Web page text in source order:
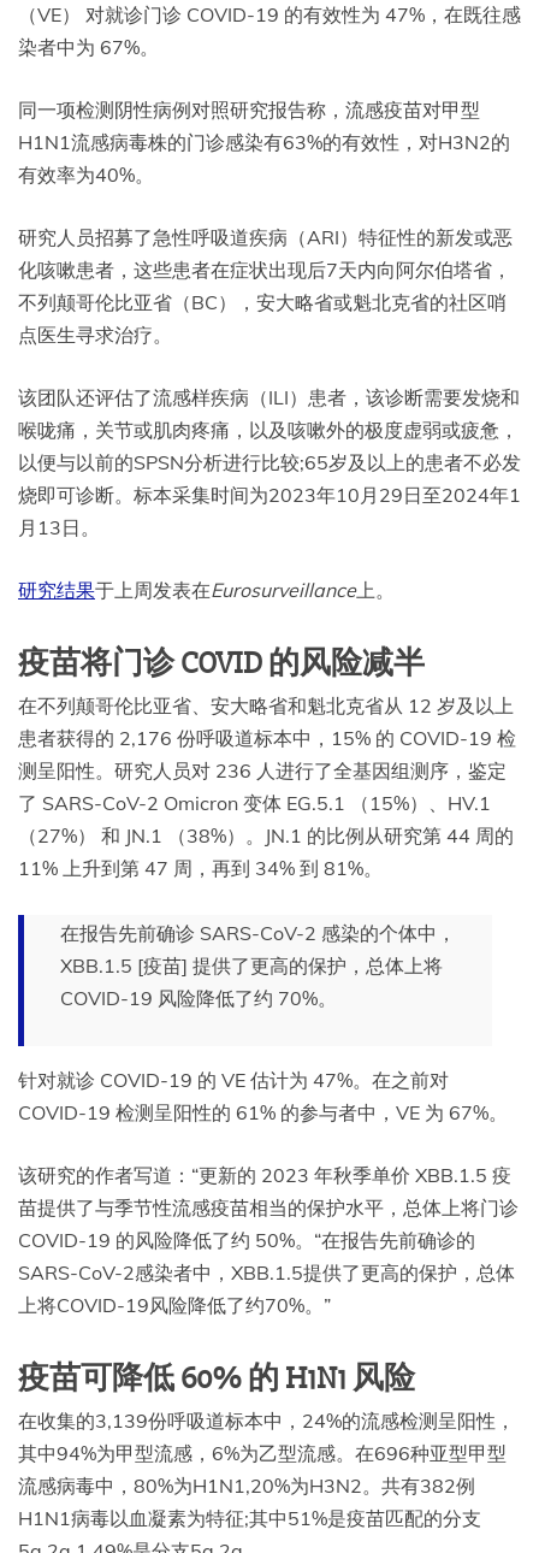
（VE） 对就诊门诊 COVID-19 的有效性为 47%，在既往感
染者中为 67%。
同一项检测阴性病例对照研究报告称，流感疫苗对甲型
H1N1流感病毒株的门诊感染有63%的有效性，对H3N2的
有效率为40%。
研究人员招募了急性呼吸道疾病（ARI）特征性的新发或恶
化咳嗽患者，这些患者在症状出现后7天内向阿尔伯塔省，
不列颠哥伦比亚省（BC），安大略省或魁北克省的社区哨
点医生寻求治疗。
该团队还评估了流感样疾病（ILI）患者，该诊断需要发烧和
喉咙痛，关节或肌肉疼痛，以及咳嗽外的极度虚弱或疲惫，
以便与以前的SPSN分析进行比较;65岁及以上的患者不必发
烧即可诊断。标本采集时间为2023年10月29日至2024年1
月13日。
研究结果于上周发表在Eurosurveillance上。
疫苗将门诊 COVID 的风险减半
在不列颠哥伦比亚省、安大略省和魁北克省从 12 岁及以上
患者获得的 2,176 份呼吸道标本中，15% 的 COVID-19 检
测呈阳性。研究人员对 236 人进行了全基因组测序，鉴定
了 SARS-CoV-2 Omicron 变体 EG.5.1 （15%）、HV.1
（27%） 和 JN.1 （38%）。JN.1 的比例从研究第 44 周的
11% 上升到第 47 周，再到 34% 到 81%。
在报告先前确诊 SARS-CoV-2 感染的个体中，
XBB.1.5 [疫苗] 提供了更高的保护，总体上将
COVID-19 风险降低了约 70%。
针对就诊 COVID-19 的 VE 估计为 47%。在之前对
COVID-19 检测呈阳性的 61% 的参与者中，VE 为 67%。
该研究的作者写道：“更新的 2023 年秋季单价 XBB.1.5 疫
苗提供了与季节性流感疫苗相当的保护水平，总体上将门诊
COVID-19 的风险降低了约 50%。“在报告先前确诊的
SARS-CoV-2感染者中，XBB.1.5提供了更高的保护，总体
上将COVID-19风险降低了约70%。”
疫苗可降低 60% 的 H1N1 风险
在收集的3,139份呼吸道标本中，24%的流感检测呈阳性，
其中94%为甲型流感，6%为乙型流感。在696种亚型甲型
流感病毒中，80%为H1N1,20%为H3N2。共有382例
H1N1病毒以血凝素为特征;其中51%是疫苗匹配的分支